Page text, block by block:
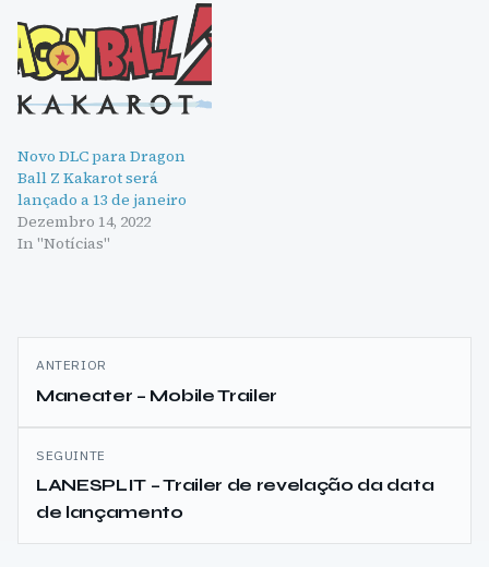
Novo DLC para Dragon
Ball Z Kakarot será
lançado a 13 de janeiro
Dezembro 14, 2022
In "Notícias"
Navegação
de
artigos
ANTERIOR
Maneater – Mobile Trailer
SEGUINTE
LANESPLIT – Trailer de revelação da data
de lançamento